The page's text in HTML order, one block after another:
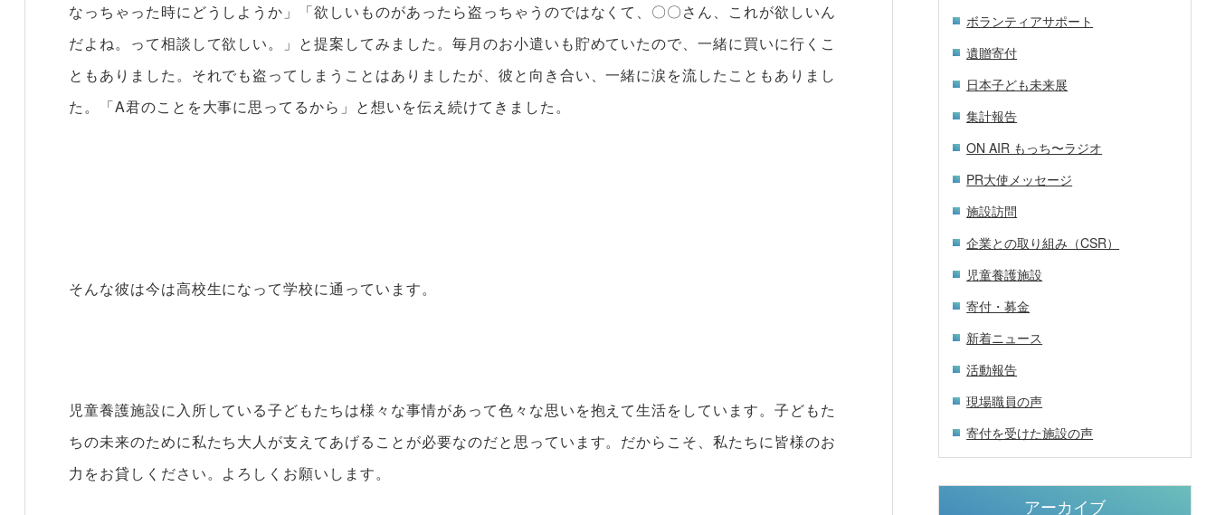
なっちゃった時にどうしようか」「欲しいものがあったら盗っちゃうのではなくて、〇〇さん、これが欲しいん
だよね。って相談して欲しい。」と提案してみました。毎月のお小遣いも貯めていたので、一緒に買いに行くこ
ともありました。それでも盗ってしまうことはありましたが、彼と向き合い、一緒に涙を流したこともありまし
た。「A君のことを大事に思ってるから」と想いを伝え続けてきました。
そんな彼は今は高校生になって学校に通っています。
児童養護施設に入所している子どもたちは様々な事情があって色々な思いを抱えて生活をしています。子どもた
ちの未来のために私たち大人が支えてあげることが必要なのだと思っています。だからこそ、私たちに皆様のお
力をお貸しください。よろしくお願いします。
ボランティアサポート
遺贈寄付
日本子ども未来展
集計報告
ON AIR もっち〜ラジオ
PR大使メッセージ
施設訪問
企業との取り組み（CSR）
児童養護施設
寄付・募金
新着ニュース
活動報告
現場職員の声
寄付を受けた施設の声
アーカイブ